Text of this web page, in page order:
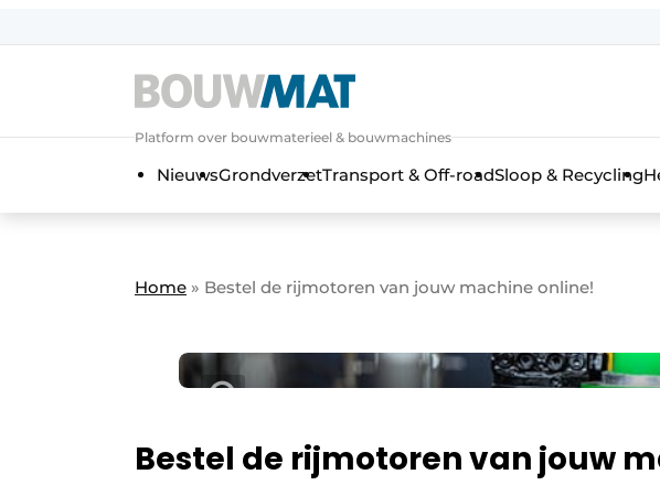
Algemene voorwaarden
BedrijvenAanmeldenAanmelden FR
Bedankt voor de aanmelding
Bedankt voor de
Bedrijven
Bouwmat | Platform over bouwmaterieel &
Direct contact
Podcasts
Privacy / Cookie statement
Platform over bouwmaterieel & bouwmachines
NieuwsGrondverzetTransport & Off-roadSloop & Recycling
Home » Bestel de rijmotoren van jouw machine online!
Bestel de rijmotoren van jouw